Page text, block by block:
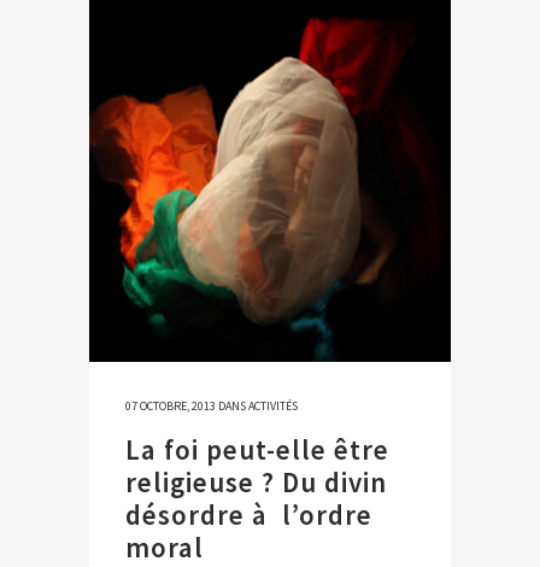
07 OCTOBRE, 2013 DANSACTIVITÉS
La foi peut-elle être
religieuse ? Du divin
désordre à l’ordre
moral